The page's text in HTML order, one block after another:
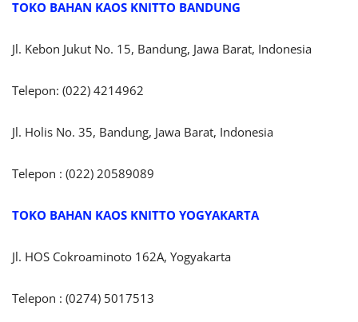
TOKO BAHAN KAOS KNITTO BANDUNG
Jl. Kebon Jukut No. 15, Bandung, Jawa Barat, Indonesia
Telepon: (022) 4214962
Jl. Holis No. 35, Bandung, Jawa Barat, Indonesia
Telepon : (022) 20589089
TOKO BAHAN KAOS KNITTO YOGYAKARTA
Jl. HOS Cokroaminoto 162A, Yogyakarta
Telepon : (0274) 5017513